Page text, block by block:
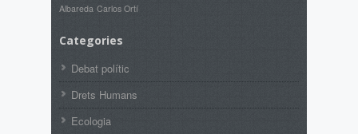
Albareda Carlos Ortí
Categories
Debat polític
Drets Humans
Ecologia